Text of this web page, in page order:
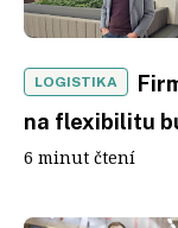
LOGISTIKA
na flexibilitu
6 minut čtení